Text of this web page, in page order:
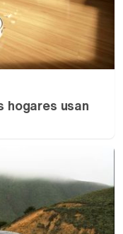
hogares usan